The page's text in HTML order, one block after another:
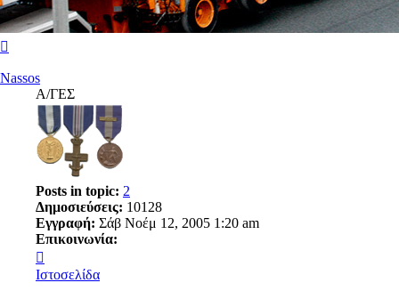
Nassos
Α/ΓΕΣ
Posts in topic: 2
Δημοσιεύσεις: 10128
Εγγραφή: Σάβ Νοέμ 12, 2005 1:20 am
Επικοινωνία:
Nassos
Ιστοσελίδα